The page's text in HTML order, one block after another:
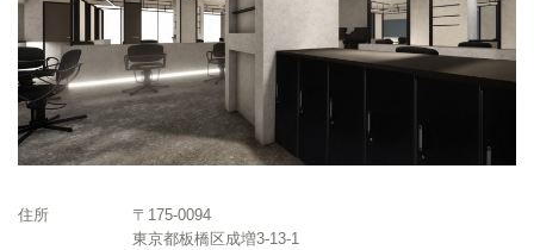
住所
〒175-0094
東京都板橋区成増3-13-1